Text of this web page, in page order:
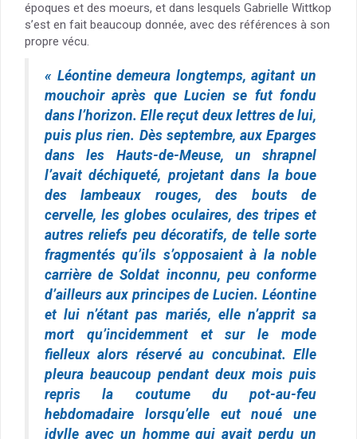
époques et des moeurs, et dans lesquels Gabrielle Wittkop
s’est en fait beaucoup donnée, avec des références à son
propre vécu.
« Léontine demeura longtemps, agitant un
mouchoir après que Lucien se fut fondu
dans l’horizon. Elle reçut deux lettres de lui,
puis plus rien. Dès septembre, aux Eparges
dans les Hauts-de-Meuse, un shrapnel
l’avait déchiqueté, projetant dans la boue
des lambeaux rouges, des bouts de
cervelle, les globes oculaires, des tripes et
autres reliefs peu décoratifs, de telle sorte
fragmentés qu’ils s’opposaient à la noble
carrière de Soldat inconnu, peu conforme
d’ailleurs aux principes de Lucien. Léontine
et lui n’étant pas mariés, elle n’apprit sa
mort qu’incidemment et sur le mode
fielleux alors réservé au concubinat. Elle
pleura beaucoup pendant deux mois puis
repris la coutume du pot-au-feu
hebdomadaire lorsqu’elle eut noué une
idylle avec un homme qui avait perdu un